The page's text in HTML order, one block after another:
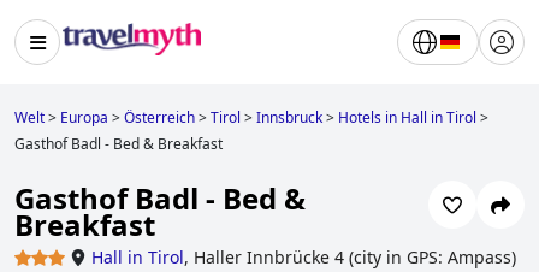
Welt> Europa >Österreich>Tirol >Innsbruck> Hotels in Hall in Tirol >
Gasthof Badl - Bed & Breakfast
Gasthof Badl - Bed &
Breakfast
Hall in Tirol, Haller Innbrücke 4 (city in GPS: Ampass)